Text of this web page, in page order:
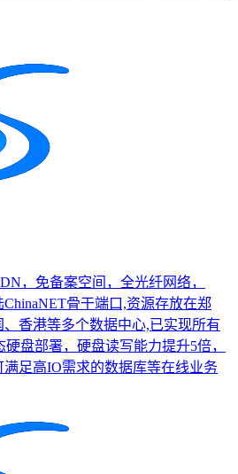
，免备案空间，全光纤网络，
骨干端口,资源存放在郑
香港等多个数据中心,已实现所有
盘部署，硬盘读写能力提升5倍，
足高IO需求的数据库等在线业务